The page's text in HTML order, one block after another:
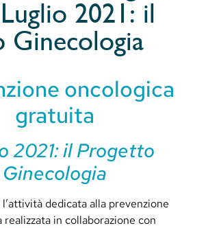
2021: il
Ginecologia
oncologica
gratuita
2021: il Progetto
Ginecologia
dedicata alla prevenzione
in collaborazione con